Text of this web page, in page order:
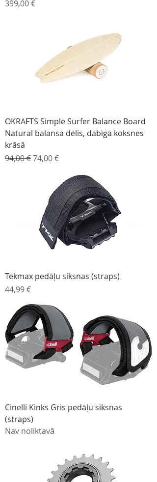
Cena
399,00 €
OKRAFTS Simple Surfer Balance Board
Natural balansa dēlis, dabīgā koksnes
krāsā
Parastā cena
94,00 €Izpārdošanas cena
74,00 €
Tekmax pedāļu siksnas (straps)
Cena
44,99 €
Cinelli Kinks Gris pedāļu siksnas
(straps)
Nav noliktavā